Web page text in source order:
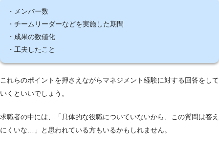
・メンバー数
・チームリーダーなどを実施した期間
・成果の数値化
・工夫したこと
これらのポイントを押さえながらマネジメント経験に対する回答をして
いくといいでしょう。
求職者の中には、「具体的な役職についていないから、この質問は答え
にくいな…」と思われている方もいるかもしれません。